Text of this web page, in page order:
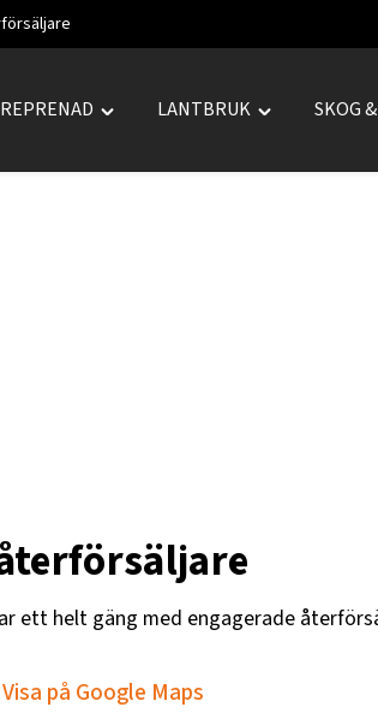
Toggle
LANTBRUK
Toggle
SKOG
ett helt gäng med engagerade
Visa på Google Maps